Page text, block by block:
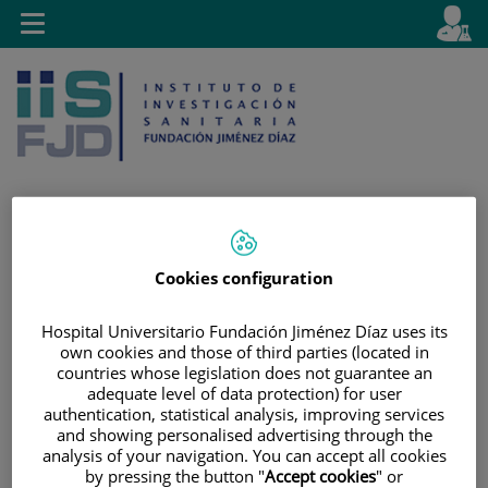
Saltar al contenido
activo
es
Toggle
navigation
Cookies configuration
Hospital Universitario Fundación Jiménez Díaz uses its
own cookies and those of third parties (located in
countries whose legislation does not guarantee an
adequate level of data protection) for user
authentication, statistical analysis, improving services
and showing personalised advertising through the
analysis of your navigation. You can accept all cookies
by pressing the button "Accept cookies" or